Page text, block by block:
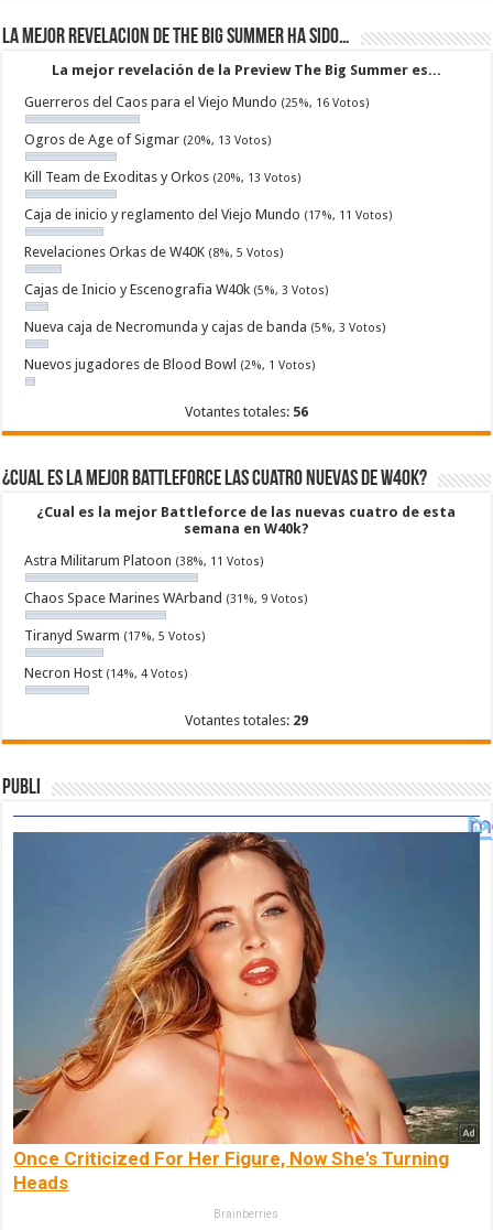
La mejor revelacion de The Big Summer ha sido…
La mejor revelación de la Preview The Big Summer es...
Guerreros del Caos para el Viejo Mundo (25%, 16 Votos)
Ogros de Age of Sigmar (20%, 13 Votos)
Kill Team de Exoditas y Orkos (20%, 13 Votos)
Caja de inicio y reglamento del Viejo Mundo (17%, 11 Votos)
Revelaciones Orkas de W40K (8%, 5 Votos)
Cajas de Inicio y Escenografia W40k (5%, 3 Votos)
Nueva caja de Necromunda y cajas de banda (5%, 3 Votos)
Nuevos jugadores de Blood Bowl (2%, 1 Votos)
Votantes totales: 56
¿Cual es la mejor Battleforce las cuatro nuevas de W40k?
¿Cual es la mejor Battleforce de las nuevas cuatro de esta
semana en W40k?
Astra Militarum Platoon (38%, 11 Votos)
Chaos Space Marines WArband (31%, 9 Votos)
Tiranyd Swarm (17%, 5 Votos)
Necron Host (14%, 4 Votos)
Votantes totales: 29
Publi
Once Criticized For Her Figure, Now She's Turning
Heads
Brainberries